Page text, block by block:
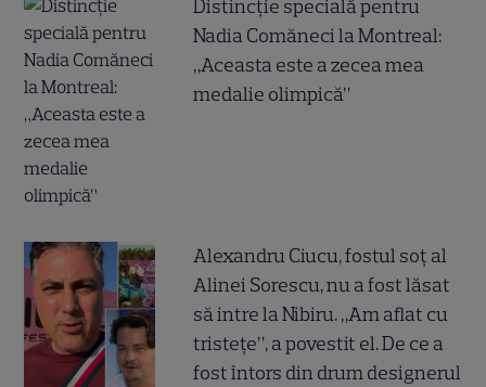
Distincție specială pentru
Nadia Comăneci la Montreal:
„Aceasta este a zecea mea
medalie olimpică”
Alexandru Ciucu, fostul soț al
Alinei Sorescu, nu a fost lăsat
să intre la Nibiru. „Am aflat cu
tristețe”, a povestit el. De ce a
fost întors din drum designerul